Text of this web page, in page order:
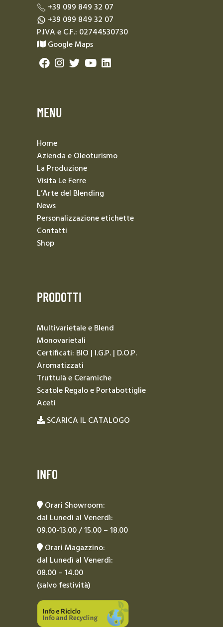
+39 099 849 32 07
+39 099 849 32 07
P.IVA e C.F.: 02744530730
Google Maps
MENU
Home
Azienda e Oleoturismo
La Produzione
Visita Le Ferre
L’Arte del Blending
News
Personalizzazione etichette
Contatti
Shop
PRODOTTI
Multivarietale e Blend
Monovarietali
Certificati: BIO | I.G.P. | D.O.P.
Aromatizzati
Truttulà e Ceramiche
Scatole Regalo e Portabottiglie
Aceti
SCARICA IL CATALOGO
INFO
Orari Showroom:
dal Lunedì al Venerdì:
09.00-13.00 / 15.00 – 18.00
Orari Magazzino:
dal Lunedì al Venerdì:
08.00 – 14.00
(salvo festività)